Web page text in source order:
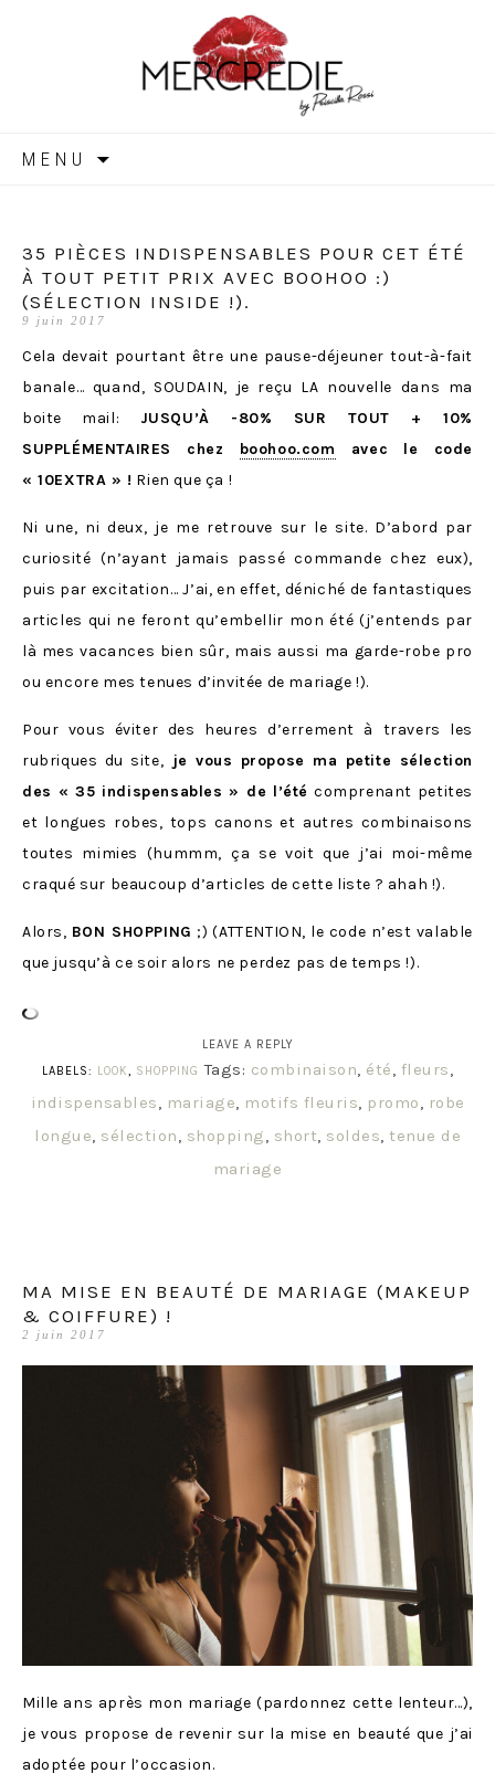
MERCREDIE
MENU
35 PIÈCES INDISPENSABLES POUR CET ÉTÉ
À TOUT PETIT PRIX AVEC BOOHOO :)
(SÉLECTION INSIDE !).
9 juin 2017
Cela devait pourtant être une pause-déjeuner tout-à-fait
banale… quand, SOUDAIN, je reçu LA nouvelle dans ma
boite mail: JUSQU’À -80% SUR TOUT + 10%
SUPPLÉMENTAIRES chez boohoo.com avec le code
« 10EXTRA » ! Rien que ça !
Ni une, ni deux, je me retrouve sur le site. D’abord par
curiosité (n’ayant jamais passé commande chez eux),
puis par excitation… J’ai, en effet, déniché de fantastiques
articles qui ne feront qu’embellir mon été (j’entends par
là mes vacances bien sûr, mais aussi ma garde-robe pro
ou encore mes tenues d’invitée de mariage !).
Pour vous éviter des heures d’errement à travers les
rubriques du site, je vous propose ma petite sélection
des « 35 indispensables » de l’été comprenant petites
et longues robes, tops canons et autres combinaisons
toutes mimies (hummm, ça se voit que j’ai moi-même
craqué sur beaucoup d’articles de cette liste ? ahah !).
Alors, BON SHOPPING ;) (ATTENTION, le code n’est valable
que jusqu’à ce soir alors ne perdez pas de temps !).
LEAVE A REPLY
LABELS: LOOK, SHOPPING Tags: combinaison, été, fleurs,
indispensables, mariage, motifs fleuris, promo, robe
longue, sélection, shopping, short, soldes, tenue de
mariage
MA MISE EN BEAUTÉ DE MARIAGE (MAKEUP
& COIFFURE) !
2 juin 2017
Mille ans après mon mariage (pardonnez cette lenteur…),
je vous propose de revenir sur la mise en beauté que j’ai
adoptée pour l’occasion.